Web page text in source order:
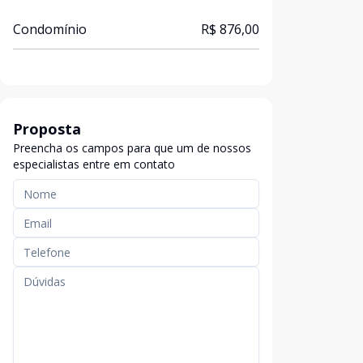
Condomínio R$ 876,00
Proposta
Preencha os campos para que um de nossos
especialistas entre em contato